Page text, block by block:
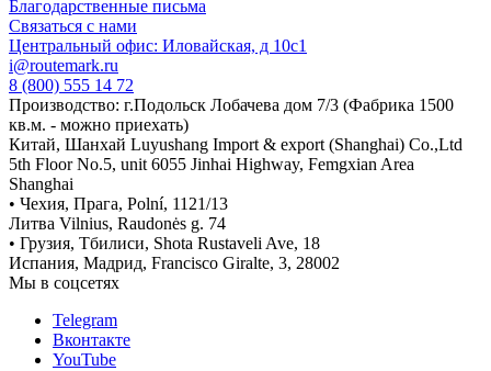
Благодарственные письма
Связаться с нами
Центральный офис: Иловайская, д 10с1
i@routemark.ru
8 (800) 555 14 72
Производство: г.Подольск Лобачева дом 7/3 (Фабрика 1500
кв.м. - можно приехать)
Китай, Шанхай Luyushang Import & export (Shanghai) Co.,Ltd
5th Floor No.5, unit 6055 Jinhai Highway, Femgxian Area
Shanghai
• Чехия, Прага, Polní, 1121/13
Литва Vilnius, Raudonės g. 74
• Грузия, Тбилиси, Shota Rustaveli Ave, 18
Испания, Мадрид, Francisco Giralte, 3, 28002
Мы в соцсетях
Telegram
Вконтакте
YouTube